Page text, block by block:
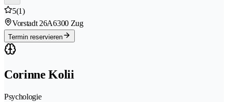
5(1)
Vorstadt 26A6300 Zug
Termin reservieren
Corinne Kolii
Psychologie